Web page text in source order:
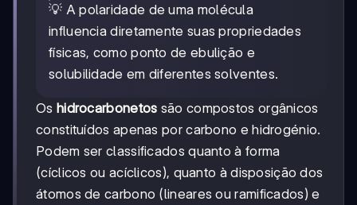
💡 A polaridade de uma molécula
influencia diretamente suas propriedades
físicas, como ponto de ebulição e
solubilidade em diferentes solventes.
Os hidrocarbonetos são compostos orgânicos
constituídos apenas por carbono e hidrogénio.
Podem ser classificados quanto à forma
(cíclicos ou acíclicos), quanto à disposição dos
átomos de carbono (lineares ou ramificados) e